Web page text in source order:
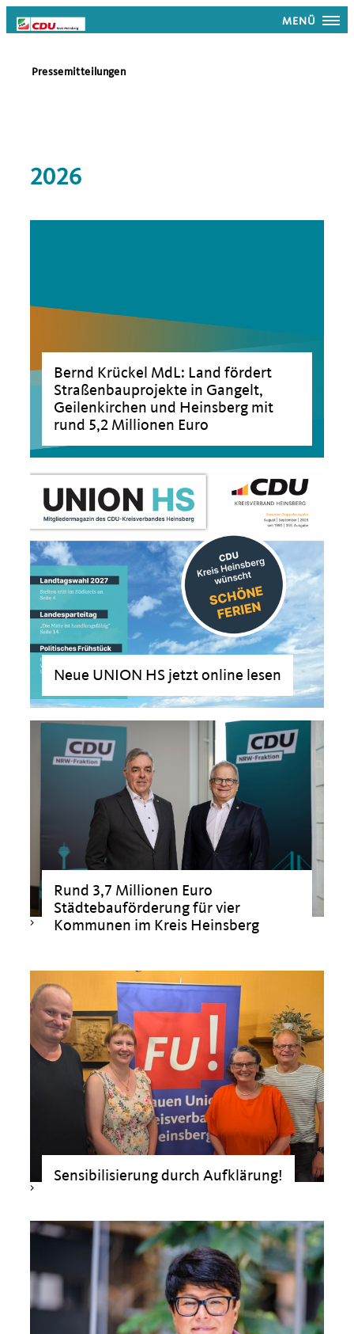
MENÜ
Pressemitteilungen
2026
Bernd Krückel MdL: Land fördert
Straßenbauprojekte in Gangelt,
Geilenkirchen und Heinsberg mit
rund 5,2 Millionen Euro
Neue UNION HS jetzt online lesen
Rund 3,7 Millionen Euro
Städtebauförderung für vier
Kommunen im Kreis Heinsberg
>
Sensibilisierung durch Aufklärung!
>